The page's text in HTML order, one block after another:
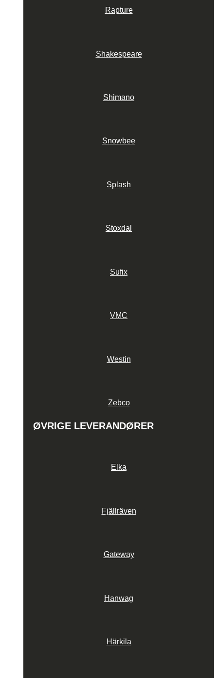
Rapture
Shakespeare
Shimano
Snowbee
Splash
Stoxdal
Sufix
VMC
Westin
Zebco
ØVRIGE LEVERANDØRER
Elka
Fjällräven
Gateway
Hanwag
Härkila